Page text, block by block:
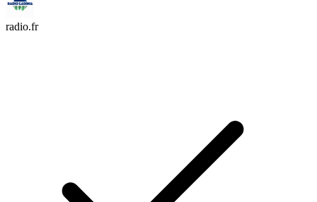
radio.fr